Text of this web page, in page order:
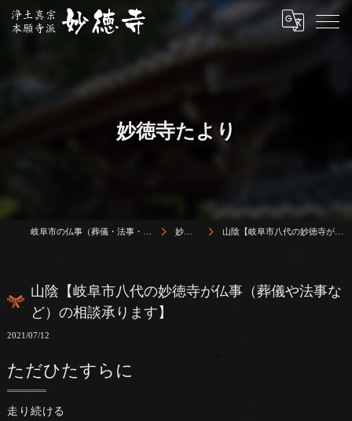
妙徳寺たより
妙徳寺たより 山陰【岐阜市八代の妙徳寺が仏事（葬儀や法事など）の相談承ります】
山陰【岐阜市八代の妙徳寺が仏事（葬儀や法事な
ど）の相談承ります】
2021/07/12
走り続ける
ただひたすらに